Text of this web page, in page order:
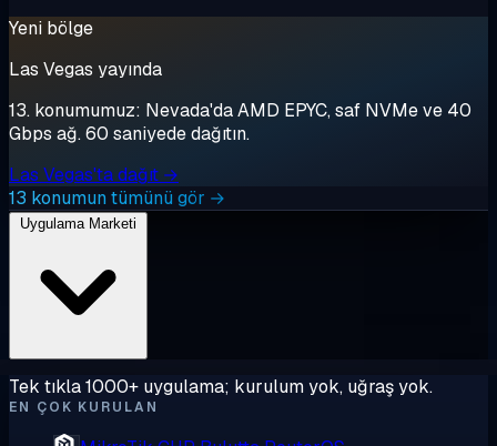
Yeni bölge
Las Vegas yayında
13. konumumuz: Nevada'da AMD EPYC, saf NVMe ve 40
Gbps ağ. 60 saniyede dağıtın.
Las Vegas'ta dağıt →
13 konumun tümünü gör →
Tek tıkla 1000+ uygulama; kurulum yok, uğraş yok.
EN ÇOK KURULAN